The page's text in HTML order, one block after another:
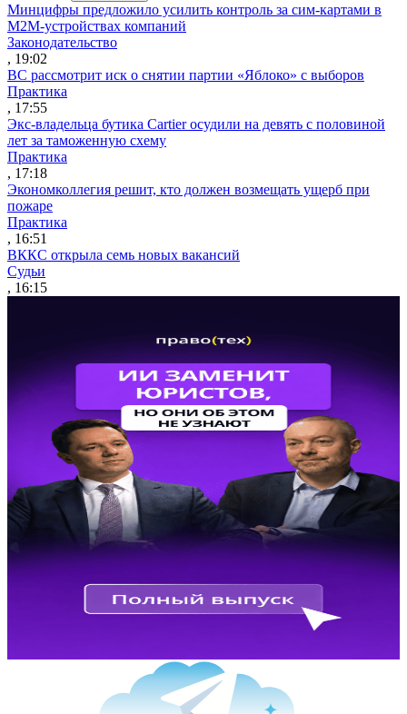
Минцифры предложило усилить контроль за сим-картами в
M2M-устройствах компаний
Законодательство
, 19:02
ВС рассмотрит иск о снятии партии «Яблоко» с выборов
Практика
, 17:55
Экс-владельца бутика Cartier осудили на девять с половиной
лет за таможенную схему
Практика
, 17:18
Экономколлегия решит, кто должен возмещать ущерб при
пожаре
Практика
, 16:51
ВККС открыла семь новых вакансий
Судьи
, 16:15